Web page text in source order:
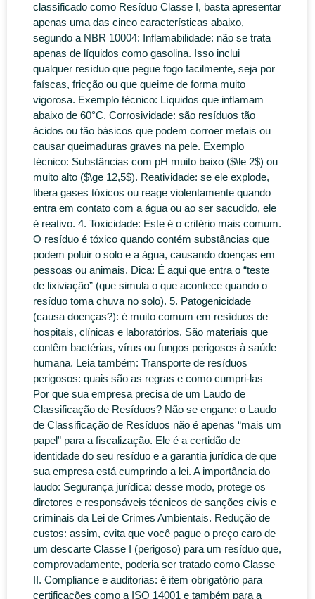
classificado como Resíduo Classe I, basta apresentar
apenas uma das cinco características abaixo,
segundo a NBR 10004: Inflamabilidade: não se trata
apenas de líquidos como gasolina. Isso inclui
qualquer resíduo que pegue fogo facilmente, seja por
faíscas, fricção ou que queime de forma muito
vigorosa. Exemplo técnico: Líquidos que inflamam
abaixo de 60°C. Corrosividade: são resíduos tão
ácidos ou tão básicos que podem corroer metais ou
causar queimaduras graves na pele. Exemplo
técnico: Substâncias com pH muito baixo ($\le 2$) ou
muito alto ($\ge 12,5$). Reatividade: se ele explode,
libera gases tóxicos ou reage violentamente quando
entra em contato com a água ou ao ser sacudido, ele
é reativo. 4. Toxicidade: Este é o critério mais comum.
O resíduo é tóxico quando contém substâncias que
podem poluir o solo e a água, causando doenças em
pessoas ou animais. Dica: É aqui que entra o “teste
de lixiviação” (que simula o que acontece quando o
resíduo toma chuva no solo). 5. Patogenicidade
(causa doenças?): é muito comum em resíduos de
hospitais, clínicas e laboratórios. São materiais que
contêm bactérias, vírus ou fungos perigosos à saúde
humana. Leia também: Transporte de resíduos
perigosos: quais são as regras e como cumpri-las
Por que sua empresa precisa de um Laudo de
Classificação de Resíduos? Não se engane: o Laudo
de Classificação de Resíduos não é apenas “mais um
papel” para a fiscalização. Ele é a certidão de
identidade do seu resíduo e a garantia jurídica de que
sua empresa está cumprindo a lei. A importância do
laudo: Segurança jurídica: desse modo, protege os
diretores e responsáveis técnicos de sanções civis e
criminais da Lei de Crimes Ambientais. Redução de
custos: assim, evita que você pague o preço caro de
um descarte Classe I (perigoso) para um resíduo que,
comprovadamente, poderia ser tratado como Classe
II. Compliance e auditorias: é item obrigatório para
certificações como a ISO 14001 e também para a